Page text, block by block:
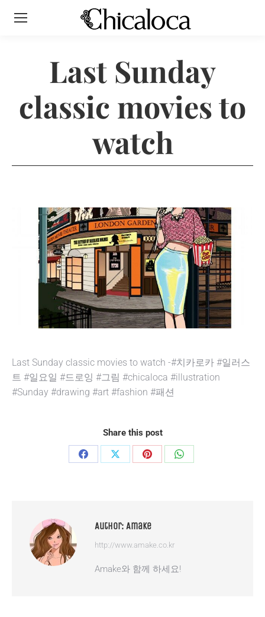
Last Sunday
classic movies to
watch
Last Sunday classic movies to watch -#치카로카 #일러스
트 #일요일 #드로잉 #그림 #chicaloca #illustration
#Sunday #drawing #art #fashion #패션
Share this post
Share
Share
Share
Share
Author: Amake
http://www.amake.co.kr
Amake와 함께 하세요!